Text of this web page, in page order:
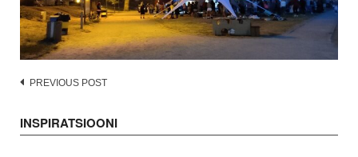
Post
PREVIOUS POST
INSPIRATSIOONI